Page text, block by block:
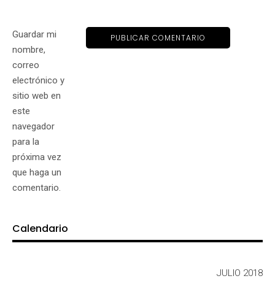
Guardar mi
nombre,
correo
electrónico y
sitio web en
este
navegador
para la
próxima vez
que haga un
comentario.
Calendario
JULIO 2018